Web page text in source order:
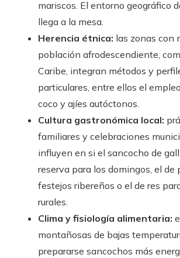
mariscos. El entorno geográfico
llega a la mesa.
Herencia étnica: las zonas con
población afrodescendiente,
Caribe, integran métodos y
particulares, entre ellos el
coco y ajíes autóctonos.
Cultura gastronómica local:
familiares y celebraciones
influyen en si el sancocho de
reserva para los domingos, el de
festejos ribereños o el de res
rurales.
Clima y fisiología alimentaria:
montañosas de bajas
prepararse sancochos más